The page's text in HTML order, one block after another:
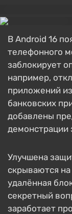
В Android 16
телефонного
заблокирует
например,
приложений
банковских
добавлены
демонстрации
Улучшена
скрываются
удалённая
секретный
заработает